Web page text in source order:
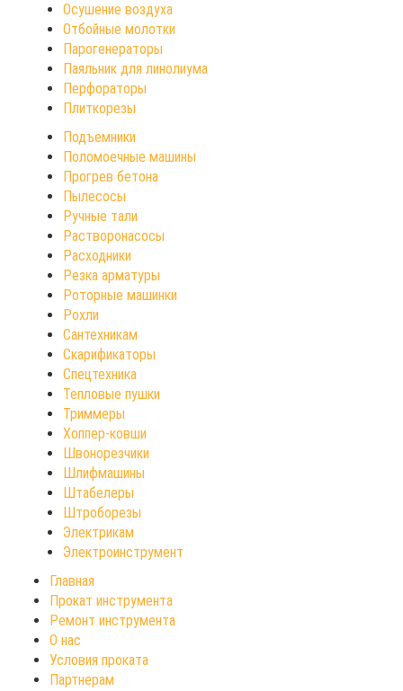
Осушение воздуха
Отбойные молотки
Парогенераторы
Паяльник для линолиума
Перфораторы
Плиткорезы
Подъемники
Поломоечные машины
Прогрев бетона
Пылесосы
Ручные тали
Растворонасосы
Расходники
Резка арматуры
Роторные машинки
Рохли
Сантехникам
Скарификаторы
Спецтехника
Тепловые пушки
Триммеры
Хоппер-ковши
Швонорезчики
Шлифмашины
Штабелеры
Штроборезы
Электрикам
Электроинструмент
Главная
Прокат инструмента
Ремонт инструмента
О нас
Условия проката
Партнерам